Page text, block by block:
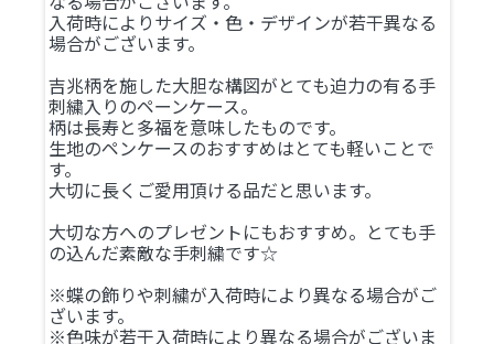
入荷時によりサイズ・色・デザインが若干異なる
場合がございます。
吉兆柄を施した大胆な構図がとても迫力の有る手
刺繍入りのペーンケース。
柄は長寿と多福を意味したものです。
生地のペンケースのおすすめはとても軽いことで
す。
大切に長くご愛用頂ける品だと思います。
大切な方へのプレゼントにもおすすめ。とても手
の込んだ素敵な手刺繍です☆
※蝶の飾りや刺繍が入荷時により異なる場合がご
ざいます。
※色味が若干入荷時により異なる場合がございま